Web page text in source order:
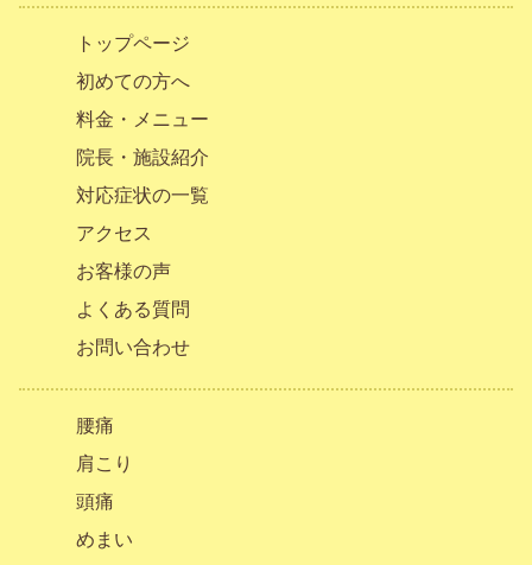
トップページ
初めての方へ
料金・メニュー
院長・施設紹介
対応症状の一覧
アクセス
お客様の声
よくある質問
お問い合わせ
腰痛
肩こり
頭痛
めまい